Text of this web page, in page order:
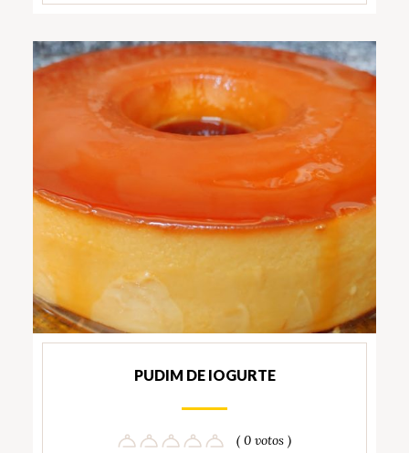
PUDIM DE IOGURTE
( 0 votos )